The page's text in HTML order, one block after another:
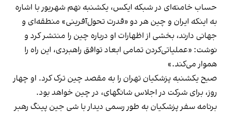
حساب خامنه‌ای در شبکه ایکس، یکشنبه نهم شهریور با اشاره
به اینکه ایران و چین هر دو «قدرت تحول‌آفرینی» منطقه‌ای و
جهانی دارند، بخشی از اظهارات او درباره چین را منتشر کرد و
نوشت: «عملیاتی‌کردن تمامی ابعاد توافق راهبردی، این راه را
هموار می‌کند.»
صبح یکشنبه پزشکیان تهران را به مقصد چین ترک کرد. او چهار
روز، برای شرکت در اجلاس شانگهای، در چین خواهد بود.
برنامه سفر پزشکیان به طور رسمی دیدار با شی جین پینگ رهبر